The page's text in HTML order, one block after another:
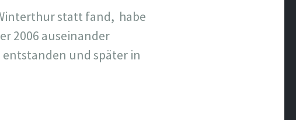
statt fand, habe
2006 auseinander
entstanden und später in